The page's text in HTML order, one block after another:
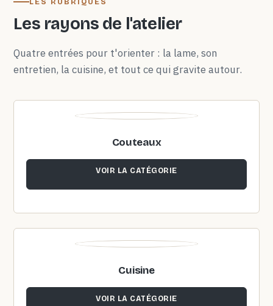
Les rayons de l'atelier
Quatre entrées pour t'orienter : la lame, son
entretien, la cuisine, et tout ce qui gravite autour.
Couteaux
VOIR LA CATÉGORIE
Cuisine
VOIR LA CATÉGORIE